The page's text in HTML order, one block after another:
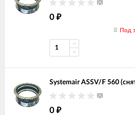
(0)
0 ₽
Под
Systemair ASSV/F 560
(0)
0 ₽